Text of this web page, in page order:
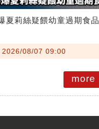
夏莉絲疑餵幼童過期食品
2026/08/07 09:00
more